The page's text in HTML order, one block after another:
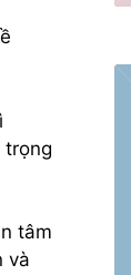
trọng
tâm
và